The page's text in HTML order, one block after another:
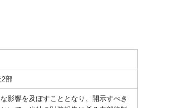
2部
影響を及ぼすこととなり、開示すべき